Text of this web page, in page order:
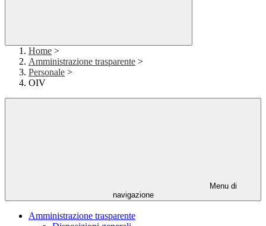
Home >
Amministrazione trasparente >
Personale >
OIV
Menu di
navigazione
Amministrazione trasparente